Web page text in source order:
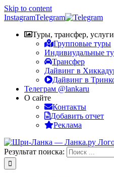
Skip to content
InstagramTelegram
Туры, трансфер, услуги
Групповые туры
Индивиудальные
Трансфер
Дайвинг в
Дайвинг в
Телеграм @lankaru
О сайте
Контакты
Добавить отчет
Реклама
Результат поиска: